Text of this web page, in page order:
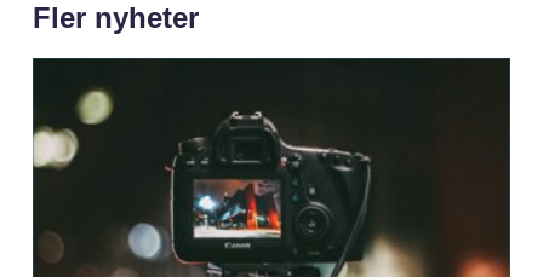
Fler nyheter